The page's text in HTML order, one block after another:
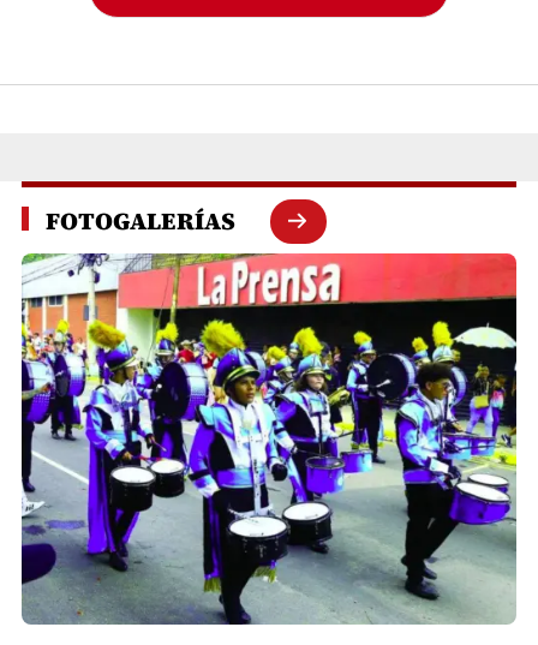
FOTOGALERÍAS